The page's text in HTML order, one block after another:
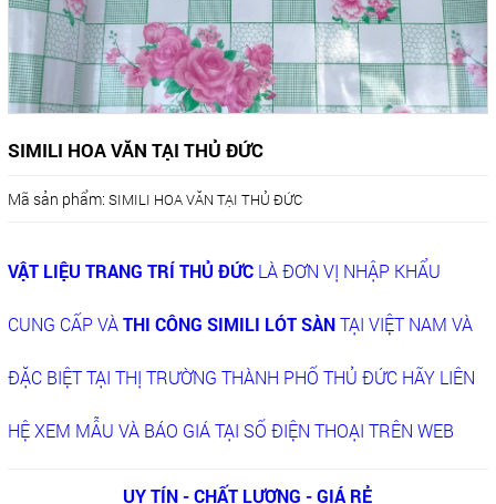
SIMILI HOA VĂN TẠI THỦ ĐỨC
Mã sản phẩm: SIMILI HOA VĂN TẠI THỦ ĐỨC
VẬT LIỆU TRANG TRÍ THỦ ĐỨCLÀ ĐƠN VỊ NHẬP KHẨU
CUNG CẤP VÀTHI CÔNG SIMILI LÓT SÀNTẠI VIỆT NAM VÀ
ĐẶC BIỆT TẠI THỊ TRƯỜNG THÀNH PHỐ THỦ ĐỨC HÃY LIÊN
HỆ XEM MẪU VÀ BÁO GIÁ TẠI SỐ ĐIỆN THOẠI TRÊN WEB
UY TÍN - CHẤT LƯỢNG - GIÁ RẺ